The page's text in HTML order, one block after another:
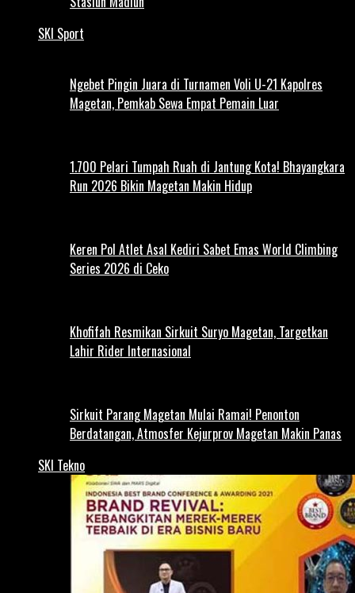
SKI Sport
Ngebet Pingin Juara di Turnamen Voli U-21 Kapolres
Magetan, Pemkab Sewa Empat Pemain Luar
1.700 Pelari Tumpah Ruah di Jantung Kota! Bhayangkara
Run 2026 Bikin Magetan Makin Hidup
Keren Pol Atlet Asal Kediri Sabet Emas World Climbing
Series 2026 di Ceko
Khofifah Resmikan Sirkuit Suryo Magetan, Targetkan
Lahir Rider Internasional
Sirkuit Parang Magetan Mulai Ramai! Penonton
Berdatangan, Atmosfer Kejurprov Magetan Makin Panas
SKI Tekno